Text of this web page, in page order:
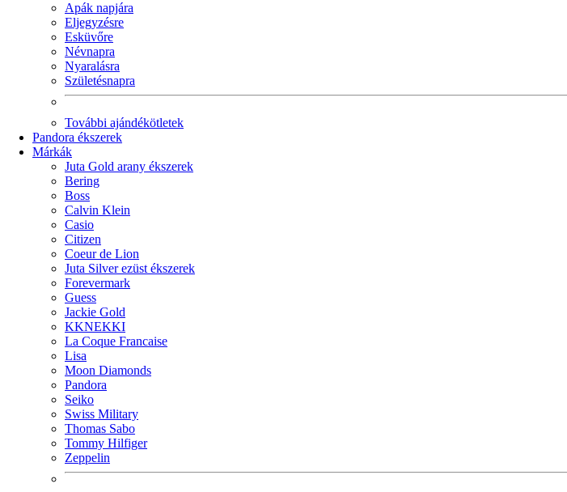
Apák napjára
Eljegyzésre
Esküvőre
Névnapra
Nyaralásra
Születésnapra
További ajándékötletek
Pandora ékszerek
Márkák
Juta Gold arany ékszerek
Bering
Boss
Calvin Klein
Casio
Citizen
Coeur de Lion
Juta Silver ezüst ékszerek
Forevermark
Guess
Jackie Gold
KKNEKKI
La Coque Francaise
Lisa
Moon Diamonds
Pandora
Seiko
Swiss Military
Thomas Sabo
Tommy Hilfiger
Zeppelin